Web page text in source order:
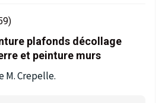
plafonds décollage
et peinture murs
M. Crepelle.